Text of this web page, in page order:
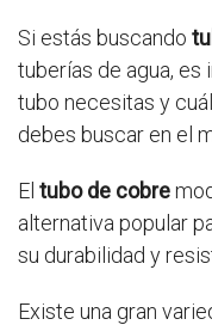
Si estás buscando
tuberías de agua,
tubo necesitas y
debes buscar en el
El tubo de cobre
alternativa popular
su durabilidad y
Existe una gran